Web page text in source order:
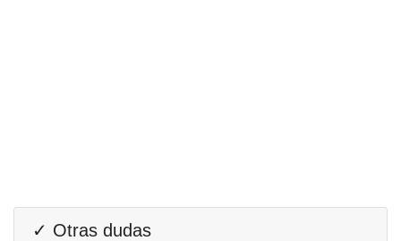
✓ Otras dudas